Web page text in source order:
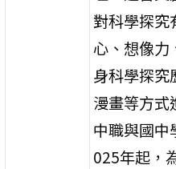
對科學探究
心、想像力
身科學探究
漫畫等方式
中職與國中
025年起，